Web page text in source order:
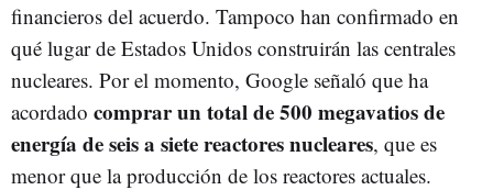
financieros del acuerdo. Tampoco han confirmado en
qué lugar de Estados Unidos construirán las centrales
nucleares. Por el momento, Google señaló que ha
acordado comprar un total de 500 megavatios de
energía de seis a siete reactores nucleares, que es
menor que la producción de los reactores actuales.